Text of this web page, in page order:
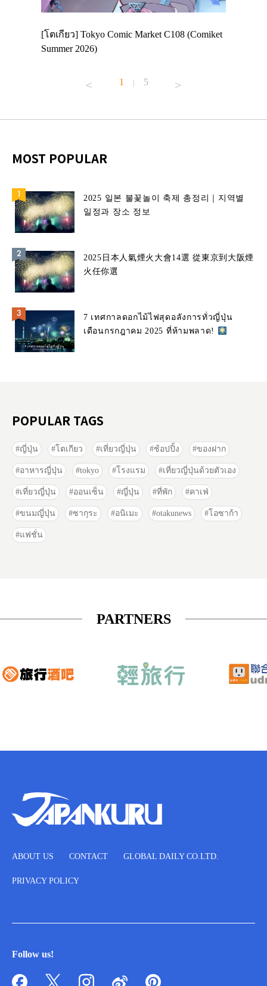
[โตเกียว] Tokyo Comic Market C108 (Comiket
Summer 2026)
1 | 5
MOST POPULAR
2025 일본 불꽃놀이 축제 총정리｜지역별
일정과 장소 정보
2025日本人氣煙火大會14選 從東京到大阪煙
火任你選
7 เทศกาลดอกไม้ไฟสุดอลังการทั่วญี่ปุ่น
เดือนกรกฎาคม 2025 ที่ห้ามพลาด!
POPULAR TAGS
ญี่ปุ่น โตเกียว เที่ยวญี่ปุ่น ช้อปปิ้ง ของฝาก
อาหารญี่ปุ่น tokyo โรงแรม เที่ยวญี่ปุ่นด้วยตัวเอง
เที่ยวญี่ปุ่น ออนเซ็น ญี่ปุ่น ที่พัก คาเฟ่
ขนมญี่ปุ่น ซากุระ อนิเมะ otakunews โอซาก้า
แฟชั่น
PARTNERS
ABOUT US CONTACT GLOBAL DAILY CO.LTD.
PRIVACY POLICY
Follow us!